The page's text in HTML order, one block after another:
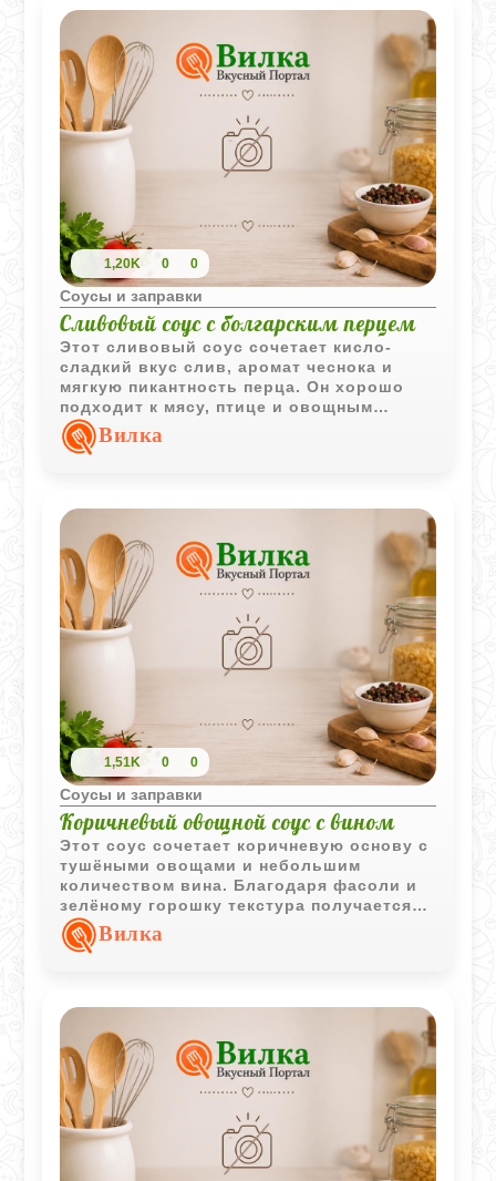
1,20K 0 0
Соусы и заправки
Сливовый соус с болгарским перцем
Этот сливовый соус сочетает кисло-
сладкий вкус слив, аромат чеснока и
мягкую пикантность перца. Он хорошо
подходит к мясу, птице и овощным
блюдам.Вилка
1,51K 0 0
Соусы и заправки
Коричневый овощной соус с вином
Этот соус сочетает коричневую основу с
тушёными овощами и небольшим
количеством вина. Благодаря фасоли и
зелёному горошку текстура получается
более насыщенной и интересной.
Вилка